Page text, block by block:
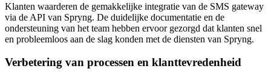
Klanten waarderen de gemakkelijke integratie van de SMS gateway
via de API van Spryng. De duidelijke documentatie en de
ondersteuning van het team hebben ervoor gezorgd dat klanten snel
en probleemloos aan de slag konden met de diensten van Spryng.
Verbetering van processen en klanttevredenheid